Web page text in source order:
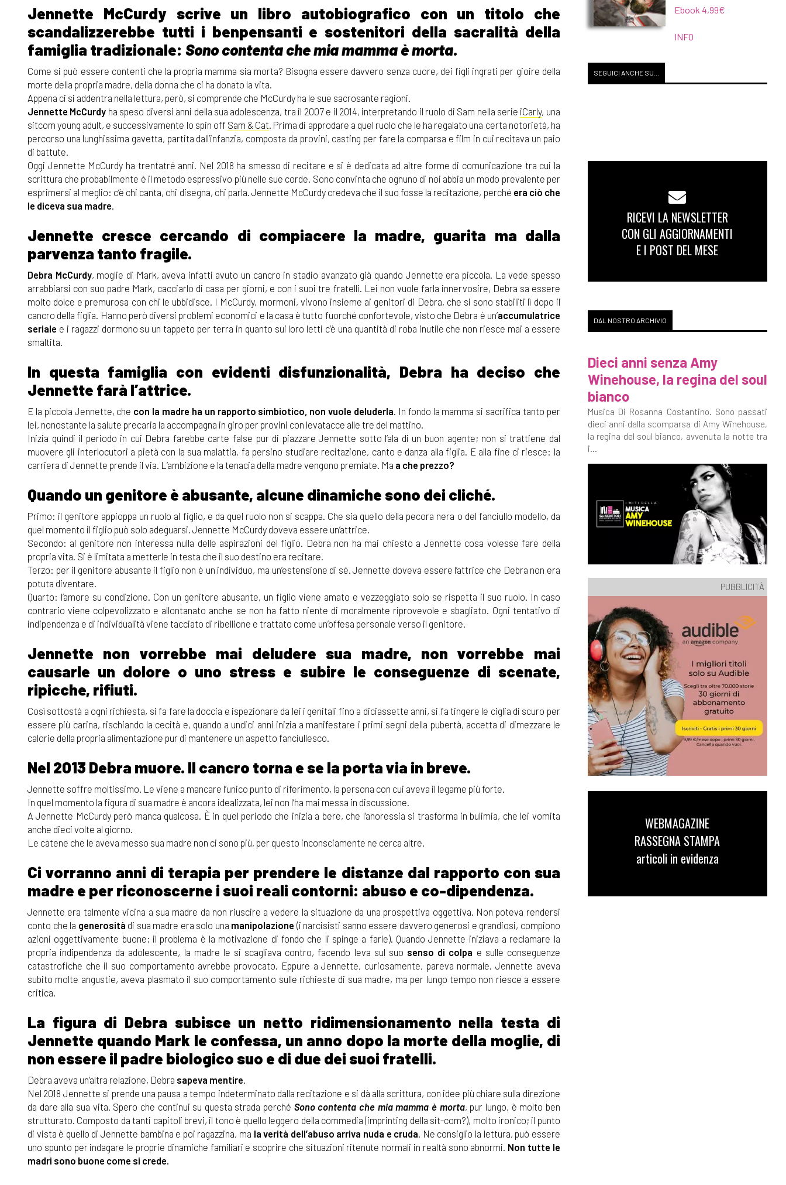
Jennette McCurdy scrive un libro autobiografico con un titolo che
scandalizzerebbe tutti i benpensanti e sostenitori della sacralità della
famiglia tradizionale: Sono contenta che mia mamma è morta.
Come si può essere contenti che la propria mamma sia morta? Bisogna essere davvero senza cuore, dei figli ingrati per gioire della
morte della propria madre, della donna che ci ha donato la vita.
Appena ci si addentra nella lettura, però, si comprende che McCurdy ha le sue sacrosante ragioni.
Jennette McCurdy ha speso diversi anni della sua adolescenza, tra il 2007 e il 2014, interpretando il ruolo di Sam nella serie iCarly, una
sitcom young adult, e successivamente lo spin off Sam & Cat. Prima di approdare a quel ruolo che le ha regalato una certa notorietà, ha
percorso una lunghissima gavetta, partita dall’infanzia, composta da provini, casting per fare la comparsa e film in cui recitava un paio
di battute.
Oggi Jennette McCurdy ha trentatré anni. Nel 2018 ha smesso di recitare e si è dedicata ad altre forme di comunicazione tra cui la
scrittura che probabilmente è il metodo espressivo più nelle sue corde. Sono convinta che ognuno di noi abbia un modo prevalente per
esprimersi al meglio: c’è chi canta, chi disegna, chi parla. Jennette McCurdy credeva che il suo fosse la recitazione, perché era ciò che
le diceva sua madre.
Jennette cresce cercando di compiacere la madre, guarita ma dalla
parvenza tanto fragile.
Debra McCurdy, moglie di Mark, aveva infatti avuto un cancro in stadio avanzato già quando Jennette era piccola. La vede spesso
arrabbiarsi con suo padre Mark, cacciarlo di casa per giorni, e con i suoi tre fratelli. Lei non vuole farla innervosire, Debra sa essere
molto dolce e premurosa con chi le ubbidisce. I McCurdy, mormoni, vivono insieme ai genitori di Debra, che si sono stabiliti lì dopo il
cancro della figlia. Hanno però diversi problemi economici e la casa è tutto fuorché confortevole, visto che Debra è un’accumulatrice
seriale e i ragazzi dormono su un tappeto per terra in quanto sui loro letti c’è una quantità di roba inutile che non riesce mai a essere
smaltita.
In questa famiglia con evidenti disfunzionalità, Debra ha deciso che
Jennette farà l’attrice.
E la piccola Jennette, che con la madre ha un rapporto simbiotico, non vuole deluderla. In fondo la mamma si sacrifica tanto per
lei, nonostante la salute precaria la accompagna in giro per provini con levatacce alle tre del mattino.
Inizia quindi il periodo in cui Debra farebbe carte false pur di piazzare Jennette sotto l’ala di un buon agente; non si trattiene dal
muovere gli interlocutori a pietà con la sua malattia, fa persino studiare recitazione, canto e danza alla figlia. E alla fine ci riesce: la
carriera di Jennette prende il via. L’ambizione e la tenacia della madre vengono premiate. Ma a che prezzo?
Quando un genitore è abusante, alcune dinamiche sono dei cliché.
Primo: il genitore appioppa un ruolo al figlio, e da quel ruolo non si scappa. Che sia quello della pecora nera o del fanciullo modello, da
quel momento il figlio può solo adeguarsi. Jennette McCurdy doveva essere un’attrice.
Secondo: al genitore non interessa nulla delle aspirazioni del figlio. Debra non ha mai chiesto a Jennette cosa volesse fare della
propria vita. Si è limitata a metterle in testa che il suo destino era recitare.
Terzo: per il genitore abusante il figlio non è un individuo, ma un’estensione di sé. Jennette doveva essere l’attrice che Debra non era
potuta diventare.
Quarto: l’amore su condizione. Con un genitore abusante, un figlio viene amato e vezzeggiato solo se rispetta il suo ruolo. In caso
contrario viene colpevolizzato e allontanato anche se non ha fatto niente di moralmente riprovevole e sbagliato. Ogni tentativo di
indipendenza e di individualità viene tacciato di ribellione e trattato come un’offesa personale verso il genitore.
Jennette non vorrebbe mai deludere sua madre, non vorrebbe mai
causarle un dolore o uno stress e subire le conseguenze di scenate,
ripicche, rifiuti.
Così sottostà a ogni richiesta, si fa fare la doccia e ispezionare da lei i genitali fino a diciassette anni, si fa tingere le ciglia di scuro per
essere più carina, rischiando la cecità e, quando a undici anni inizia a manifestare i primi segni della pubertà, accetta di dimezzare le
calorie della propria alimentazione pur di mantenere un aspetto fanciullesco.
Nel 2013 Debra muore. Il cancro torna e se la porta via in breve.
Jennette soffre moltissimo. Le viene a mancare l’unico punto di riferimento, la persona con cui aveva il legame più forte.
In quel momento la figura di sua madre è ancora idealizzata, lei non l’ha mai messa in discussione.
A Jennette McCurdy però manca qualcosa. È in quel periodo che inizia a bere, che l’anoressia si trasforma in bulimia, che lei vomita
anche dieci volte al giorno.
Le catene che le aveva messo sua madre non ci sono più, per questo inconsciamente ne cerca altre.
Ci vorranno anni di terapia per prendere le distanze dal rapporto con sua
madre e per riconoscerne i suoi reali contorni: abuso e co-dipendenza.
Jennette era talmente vicina a sua madre da non riuscire a vedere la situazione da una prospettiva oggettiva. Non poteva rendersi
conto che la generosità di sua madre era solo una manipolazione (i narcisisti sanno essere davvero generosi e grandiosi, compiono
azioni oggettivamente buone; il problema è la motivazione di fondo che li spinge a farle). Quando Jennette iniziava a reclamare la
propria indipendenza da adolescente, la madre le si scagliava contro, facendo leva sul suo senso di colpa e sulle conseguenze
catastrofiche che il suo comportamento avrebbe provocato. Eppure a Jennette, curiosamente, pareva normale. Jennette aveva
subito molte angustie, aveva plasmato il suo comportamento sulle richieste di sua madre, ma per lungo tempo non riesce a essere
critica.
La figura di Debra subisce un netto ridimensionamento nella testa di
Jennette quando Mark le confessa, un anno dopo la morte della moglie, di
non essere il padre biologico suo e di due dei suoi fratelli.
Debra aveva un’altra relazione, Debra sapeva mentire.
Nel 2018 Jennette si prende una pausa a tempo indeterminato dalla recitazione e si dà alla scrittura, con idee più chiare sulla direzione
da dare alla sua vita. Spero che continui su questa strada perché Sono contenta che mia mamma è morta, pur lungo, è molto ben
strutturato. Composto da tanti capitoli brevi, il tono è quello leggero della commedia (imprinting della sit-com?), molto ironico; il punto
di vista è quello di Jennette bambina e poi ragazzina, ma la verità dell’abuso arriva nuda e cruda. Ne consiglio la lettura, può essere
uno spunto per indagare le proprie dinamiche familiari e scoprire che situazioni ritenute normali in realtà sono abnormi. Non tutte le
madri sono buone come si crede.
Ebook 4,99€
INFO
SEGUICI ANCHE SU...
RICEVI LA NEWSLETTER
CON GLI AGGIORNAMENTI
E I POST DEL MESE
DAL NOSTRO ARCHIVIO
Dieci anni senza Amy
Winehouse, la regina del soul
bianco
Musica Di Rosanna Costantino. Sono passati
dieci anni dalla scomparsa di Amy Winehouse,
la regina del soul bianco, avvenuta la notte tra
i...
PUBBLICITÀ
WEBMAGAZINE
RASSEGNA STAMPA
articoli in evidenza